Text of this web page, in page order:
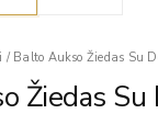
/Balto Aukso Žiedas Su
Žiedas Su